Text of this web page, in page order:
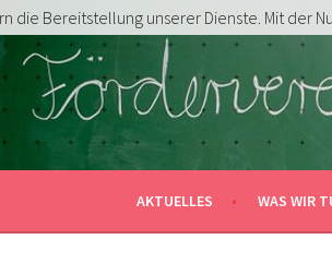
FÖRDERVEREIN
… MITLACHEN … MITMACHEN!
AKTUELLES WAS WIR
die Bereitstellung unserer Dienste. Mit der